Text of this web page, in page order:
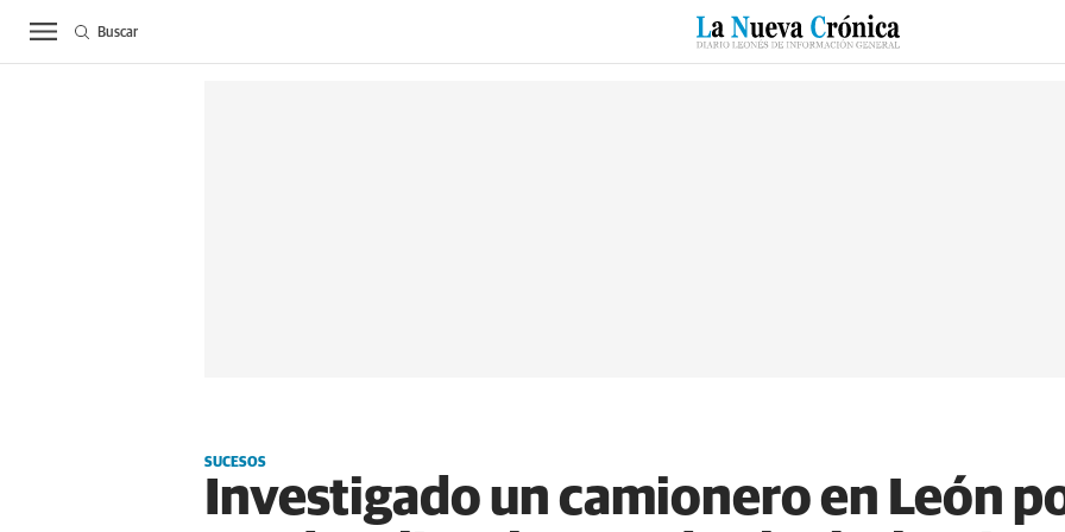
ACTUALIDAD BIERZO SUCESOS CULTURAS ESPECIALES DEPORTES
Buscar
SUCESOS
Investigado un camionero en León